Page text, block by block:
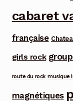
cabaret
française
girls rock
route du rock musique
magnétiques